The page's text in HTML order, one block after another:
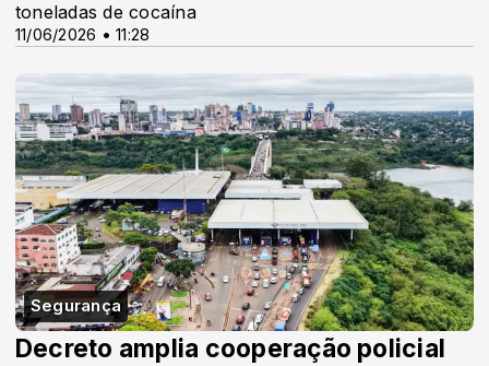
11/06/2026 • 11:28
toneladas de cocaína
Segurança
Decreto amplia cooperação policial